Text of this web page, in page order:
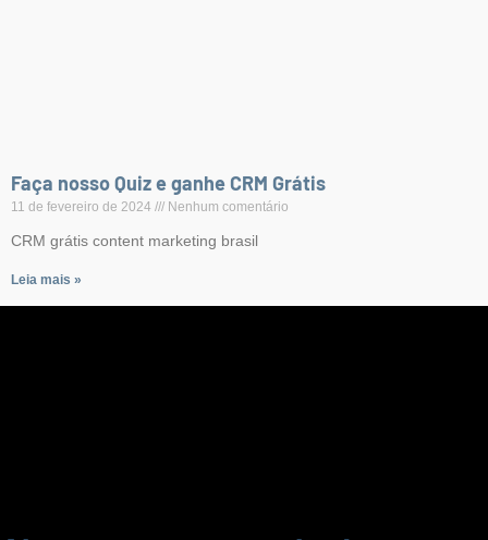
Faça nosso Quiz e ganhe CRM Grátis
11 de fevereiro de 2024 Nenhum comentário
CRM grátis content marketing brasil
Leia mais »